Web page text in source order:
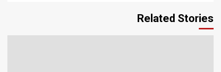
Related Stories